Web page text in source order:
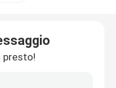
presto!